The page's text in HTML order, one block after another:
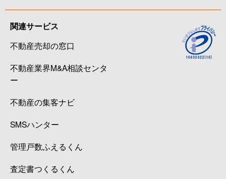
関連サービス
不動産売却の窓口
不動産業界M&A相談センタ
ー
不動産の集客ナビ
SMSハンター
管理戸数ふえるくん
査定書つくるくん